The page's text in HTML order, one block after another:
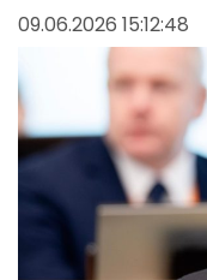
09.06.2026 15:12:48